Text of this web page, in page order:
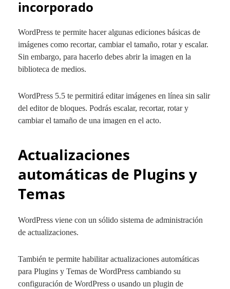
incorporado
WordPress te permite hacer algunas ediciones básicas de
imágenes como recortar, cambiar el tamaño, rotar y escalar.
Sin embargo, para hacerlo debes abrir la imagen en la
biblioteca de medios.
WordPress 5.5 te permitirá editar imágenes en línea sin salir
del editor de bloques. Podrás escalar, recortar, rotar y
cambiar el tamaño de una imagen en el acto.
Actualizaciones
automáticas de Plugins y
Temas
WordPress viene con un sólido sistema de administración
de actualizaciones.
También te permite habilitar actualizaciones automáticas
para Plugins y Temas de WordPress cambiando su
configuración de WordPress o usando un plugin de